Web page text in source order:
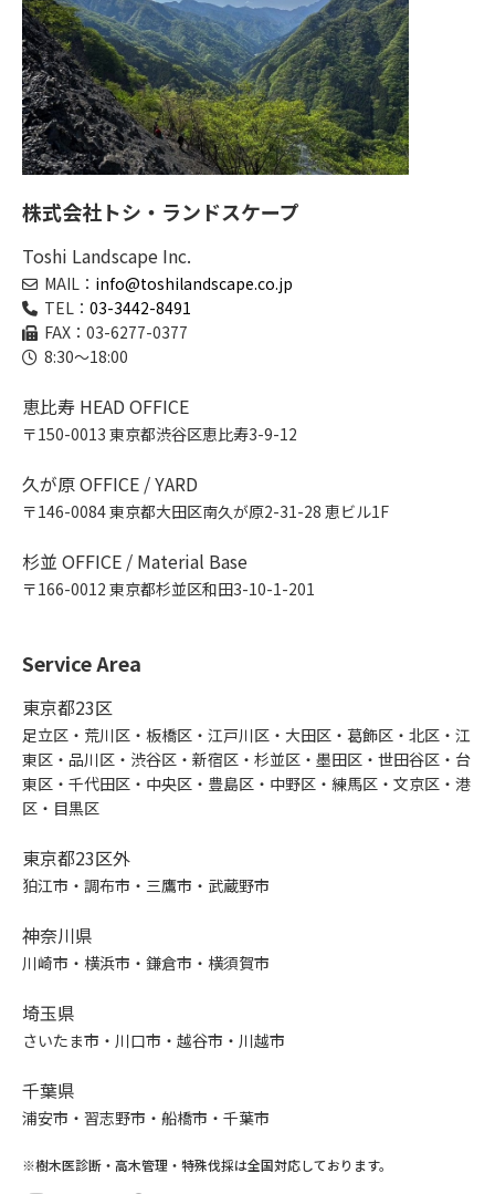
株式会社トシ・ランドスケープ
Toshi Landscape Inc.
MAIL： info@toshilandscape.co.jp
TEL： 03-3442-8491
FAX：03-6277-0377
8:30～18:00
恵比寿 HEAD OFFICE
〒150-0013 東京都渋谷区恵比寿3-9-12
久が原 OFFICE / YARD
〒146-0084 東京都大田区南久が原2-31-28 恵ビル1F
杉並 OFFICE / Material Base
〒166-0012 東京都杉並区和田3-10-1-201
Service Area
東京都23区
足立区・荒川区・板橋区・江戸川区・大田区・葛飾区・北区・江
東区・品川区・渋谷区・新宿区・杉並区・墨田区・世田谷区・台
東区・千代田区・中央区・豊島区・中野区・練馬区・文京区・港
区・目黒区
東京都23区外
狛江市・調布市・三鷹市・武蔵野市
神奈川県
川崎市・横浜市・鎌倉市・横須賀市
埼玉県
さいたま市・川口市・越谷市・川越市
千葉県
浦安市・習志野市・船橋市・千葉市
※樹木医診断・高木管理・特殊伐採は全国対応しております。